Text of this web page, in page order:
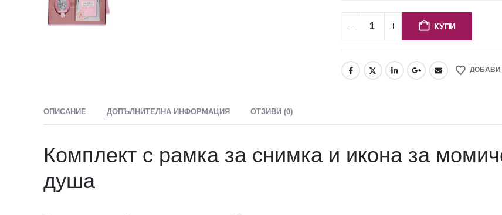
КУПИ
ДОБАВИ
ОПИСАНИЕ ДОПЪЛНИТЕЛНА ИНФОРМАЦИЯ ОТЗИВИ (0)
Комплект с рамка за снимка и икона за
душа